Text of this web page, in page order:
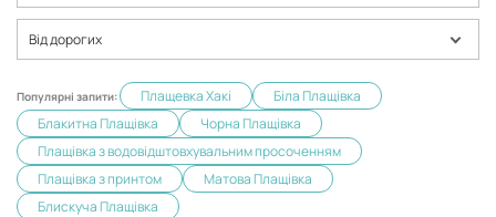
Від дорогих
Популярні запити: Плащевка Хакі
Біла Плащівка
Блакитна Плащівка
Чорна Плащівка
Плащівка з водовідштовхувальним просоченням
Плащівка з принтом
Матова Плащівка
Блискуча Плащівка